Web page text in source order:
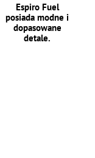
Espiro Fuel
posiada modne i
dopasowane
detale.